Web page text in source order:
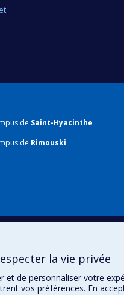
de Saint-Hyacinthe
de Rimouski
la vie privée
et de personnaliser votre
vos préférences. En